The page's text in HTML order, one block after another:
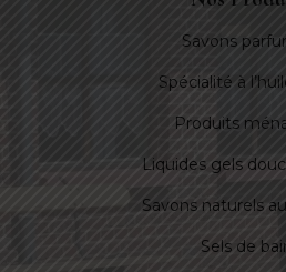
Savons
Spécialité à
Produits
Liquides gels
Savons naturels
Sels de